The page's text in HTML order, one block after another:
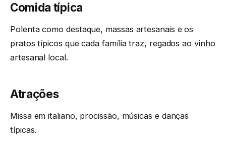
Comida típica
Polenta como destaque, massas artesanais e os
pratos típicos que cada família traz, regados ao vinho
artesanal local.
Atrações
Missa em italiano, procissão, músicas e danças
típicas.